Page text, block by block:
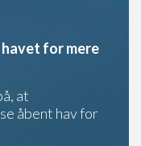
for mere
at
åbent hav for